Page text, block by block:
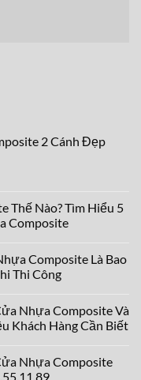
2 Cánh Đẹp
Thế Nào? Tìm Hiểu 5
Composite
Composite Là Bao
Thi Công
Nhựa Composite Và
Khách Hàng Cần Biết
Nhựa Composite